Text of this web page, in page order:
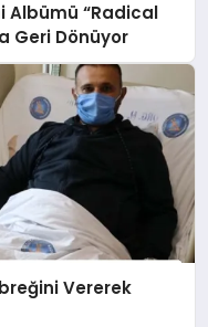
Albümü “Radical
Geri Dönüyor
Vererek